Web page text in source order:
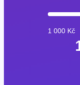
1 000 Kč